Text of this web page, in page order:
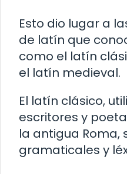
Esto dio lugar a
de latín que
como el latín
el latín medieval.
El latín clásico,
escritores y
la antigua Roma,
gramaticales y